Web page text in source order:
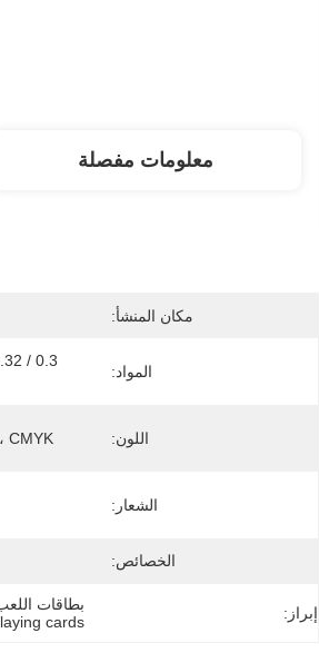
معلومات مفصلة
مكان المنشأ:
المواد:
اللون: CMYK ، ألوان PMS ، لون مخصص
الشعار:
الخصائص:
إبراز: بطاقات
cards